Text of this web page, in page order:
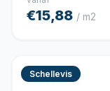
€15,88 / m2
Schellevis